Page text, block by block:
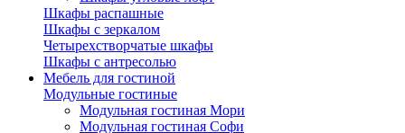
Шкафы распашные
Шкафы с зеркалом
Четырехстворчатые шкафы
Шкафы с антресолью
Мебель для гостиной
Модульные гостиные
Модульная гостиная Мори
Модульная гостиная Софи